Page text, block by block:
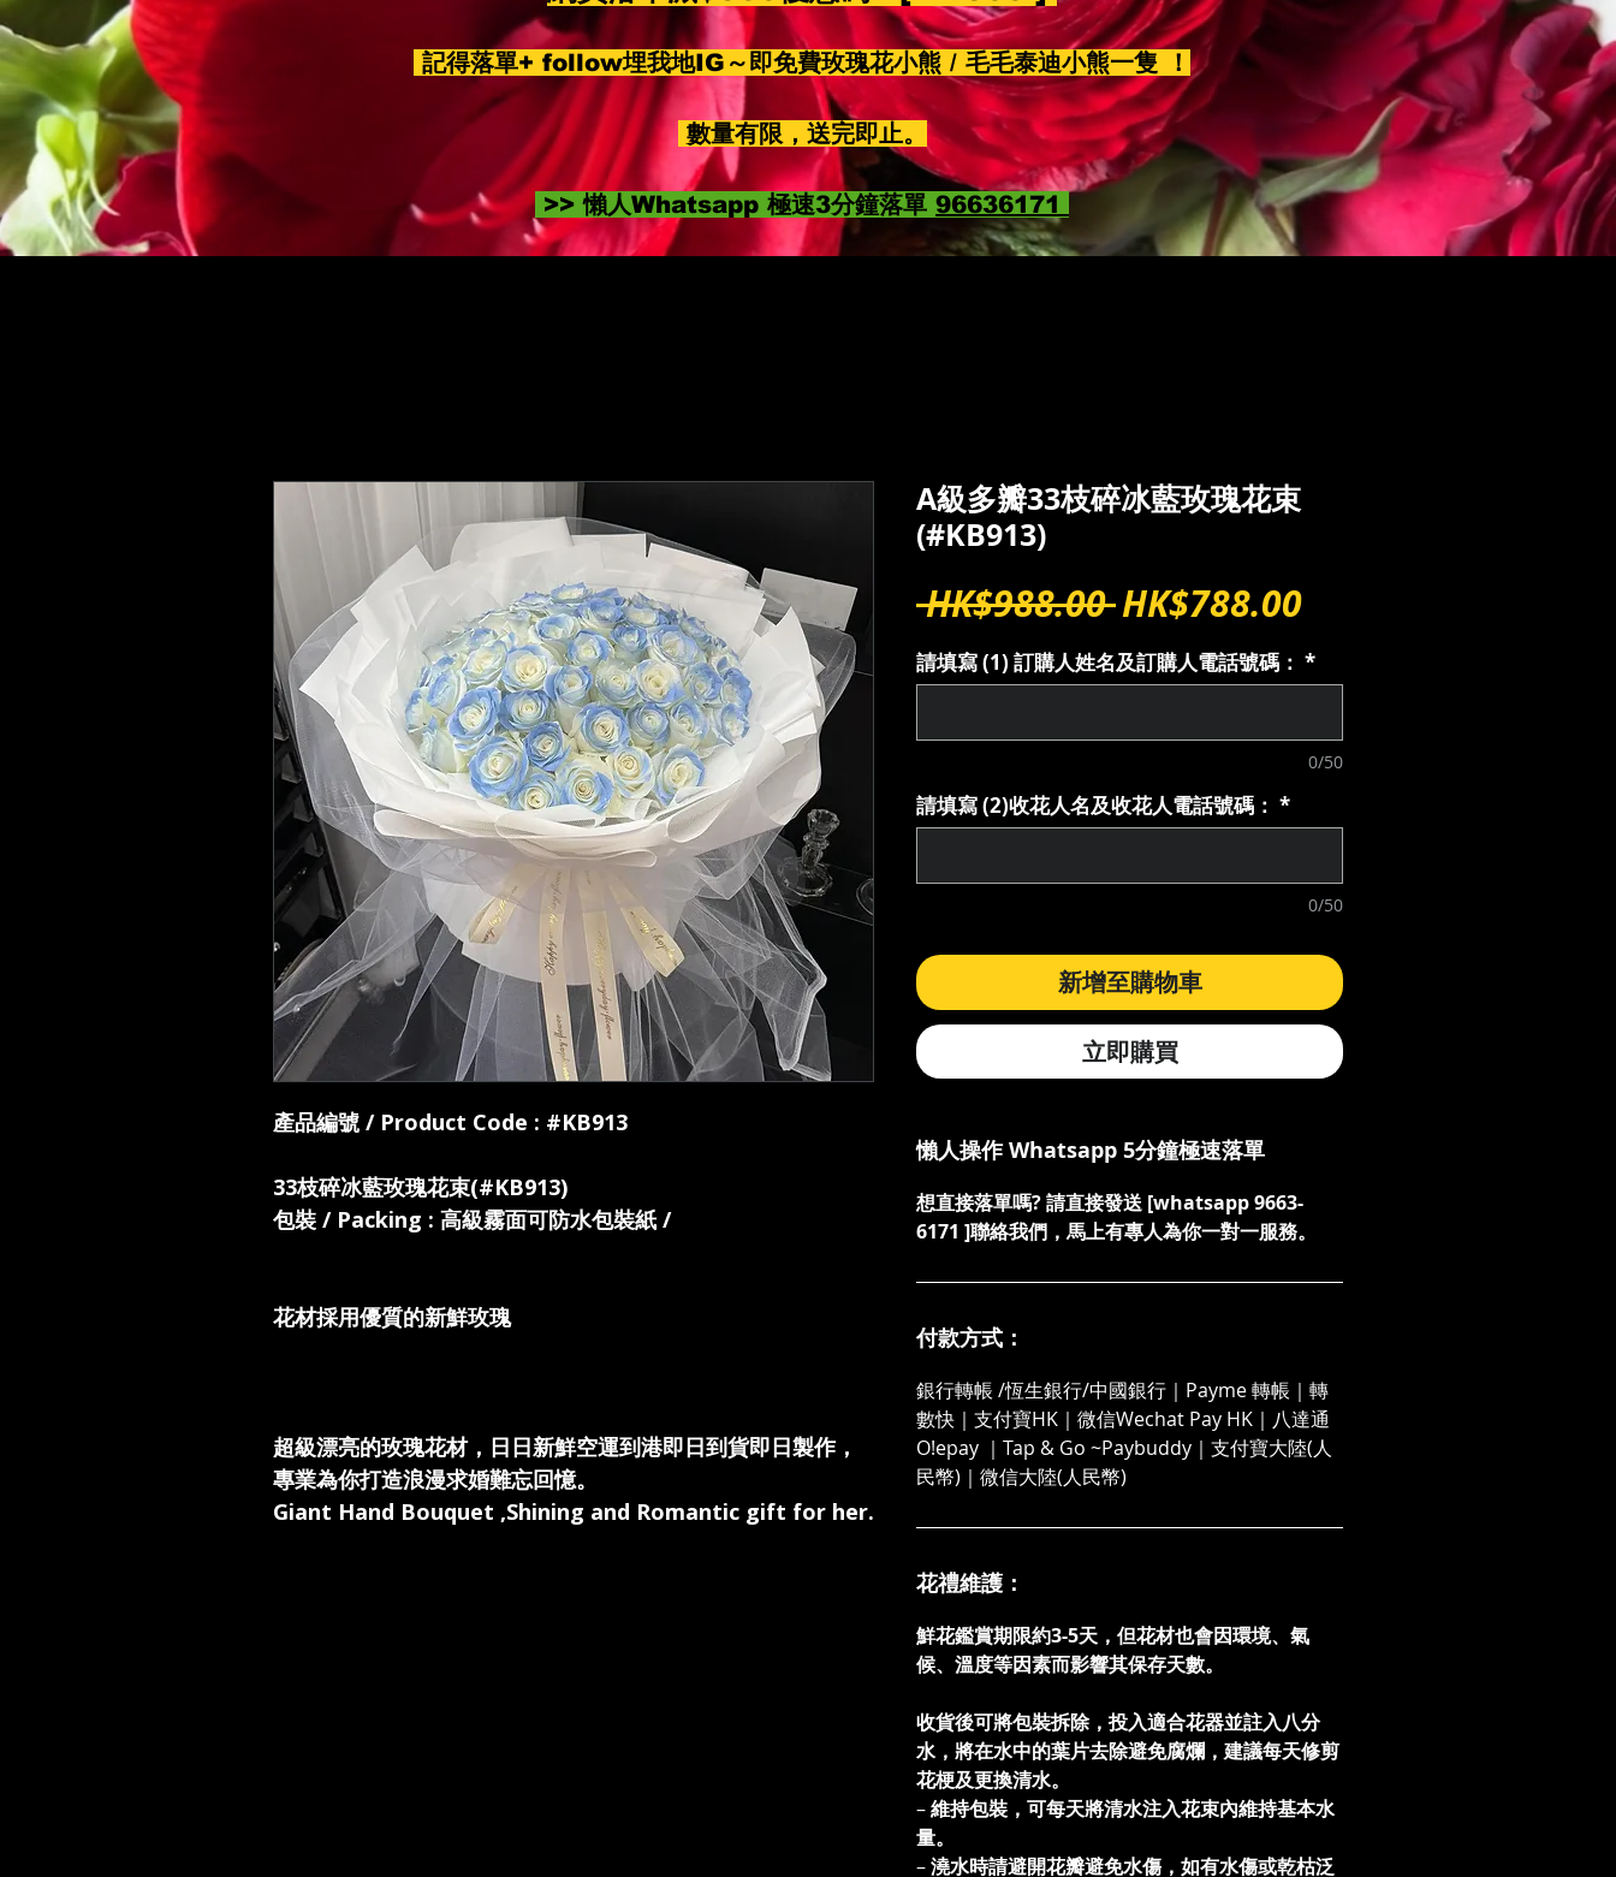
記得落單+ follow埋我地IG～即免費玫瑰花小熊 / 毛毛泰迪小熊一隻 ！
數量有限，送完即止。
>> 懶人Whatsapp 極速3分鐘落單 96636171
產品編號 / Product Code : #KB913
33枝碎冰藍玫瑰花束(#KB913)
包裝 / Packing : 高級霧面可防水包裝紙 /
花材採用優質的新鮮玫瑰
超級漂亮的玫瑰花材，日日新鮮空運到港即日到貨即日製作，
專業為你打造浪漫求婚難忘回憶。
Giant Hand Bouquet ,Shining and Romantic gift for her.
A級多瓣33枝碎冰藍玫瑰花束
(#KB913)
HK$988.00 一
般
價
格
HK$788.00促
銷
價
格
請填寫 (1) 訂購人姓名及訂購人電話號碼： *
0/50
請填寫 (2)收花人名及收花人電話號碼： *
0/50
新增至購物車
立即購買
懶人操作 Whatsapp 5分鐘極速落單
想直接落單嗎? 請直接發送 [whatsapp 9663-
6171 ]聯絡我們，馬上有專人為你一對一服務。
付款方式：
銀行轉帳 /恆生銀行/中國銀行｜Payme 轉帳｜轉
數快｜支付寶HK｜微信Wechat Pay HK｜八達通
O!epay ｜Tap & Go ~Paybuddy｜支付寶大陸(人
民幣)｜微信大陸(人民幣)
花禮維護：
鮮花鑑賞期限約3-5天，但花材也會因環境、氣
候、溫度等因素而影響其保存天數。
收貨後可將包裝拆除，投入適合花器並註入八分
水，將在水中的葉片去除避免腐爛，建議每天修剪
花梗及更換清水。
–維持包裝，可每天將清水注入花束內維持基本水
量。
–澆水時請避開花瓣避免水傷，如有水傷或乾枯泛